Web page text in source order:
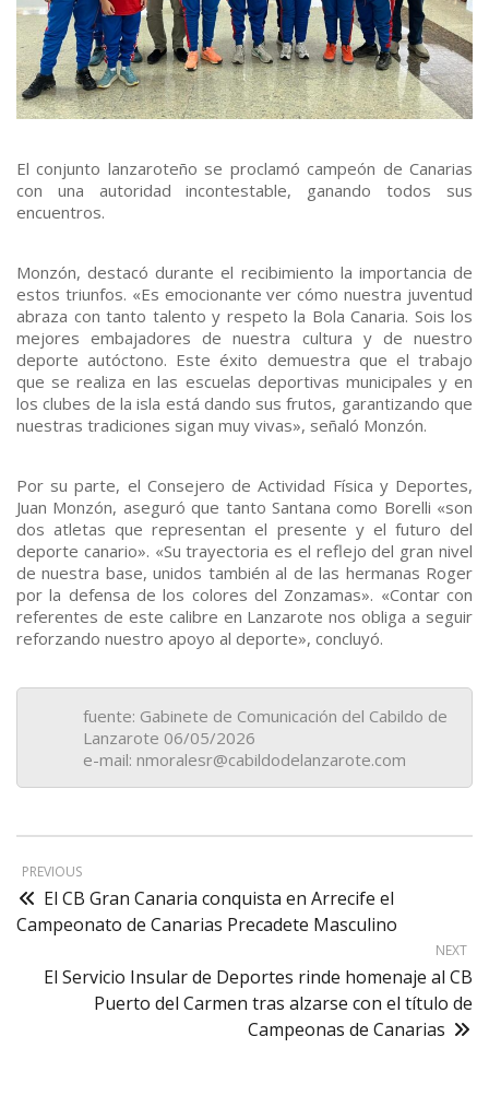
El conjunto lanzaroteño se proclamó campeón de Canarias
con una autoridad incontestable, ganando todos sus
encuentros.
Monzón, destacó durante el recibimiento la importancia de
estos triunfos. «Es emocionante ver cómo nuestra juventud
abraza con tanto talento y respeto la Bola Canaria. Sois los
mejores embajadores de nuestra cultura y de nuestro
deporte autóctono. Este éxito demuestra que el trabajo
que se realiza en las escuelas deportivas municipales y en
los clubes de la isla está dando sus frutos, garantizando que
nuestras tradiciones sigan muy vivas», señaló Monzón.
Por su parte, el Consejero de Actividad Física y Deportes,
Juan Monzón, aseguró que tanto Santana como Borelli «son
dos atletas que representan el presente y el futuro del
deporte canario». «Su trayectoria es el reflejo del gran nivel
de nuestra base, unidos también al de las hermanas Roger
por la defensa de los colores del Zonzamas». «Contar con
referentes de este calibre en Lanzarote nos obliga a seguir
reforzando nuestro apoyo al deporte», concluyó.
fuente: Gabinete de Comunicación del Cabildo de
Lanzarote 06/05/2026
e-mail: nmoralesr@cabildodelanzarote.com
PREVIOUS
El CB Gran Canaria conquista en Arrecife el
Campeonato de Canarias Precadete Masculino
NEXT
El Servicio Insular de Deportes rinde homenaje al CB
Puerto del Carmen tras alzarse con el título de
Campeonas de Canarias